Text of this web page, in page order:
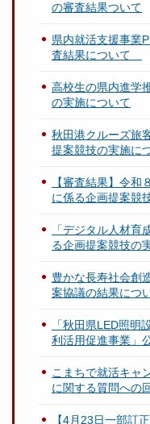
の審査結果ついて
県内就活支援事業
査結果について
高校生の県内進学
の実施について
秋田港クルーズ旅
提案競技の実施に
【審査結果】令
に係る企画提案競
「デジタル人材
る企画提案競技の
豊かな長寿社会創
案協議の結果につ
「秋田県LED照明
利活用促進事業」
こまちで就活キャ
に関する質問への
【4月23日一部訂